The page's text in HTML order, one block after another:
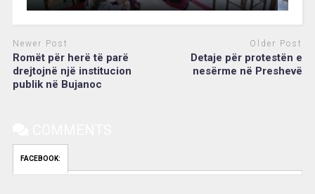
Newer Post
Romët për herë të parë
drejtojnë një institucion
publik në Bujanoc
Older Post
Detaje për protestën e
nesërme në Preshevë
FACEBOOK: